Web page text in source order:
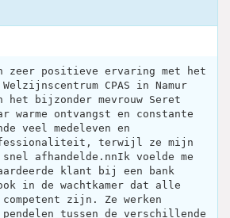
zeer positieve ervaring met het
CPAS in Namur
bijzonder mevrouw Seret
warme ontvangst en constante
veel medeleven en
terwijl ze mijn
afhandelde.nnIk voelde me
klant bij een bank
in de wachtkamer dat alle
competent zijn. Ze werken
pendelen tussen de verschillende